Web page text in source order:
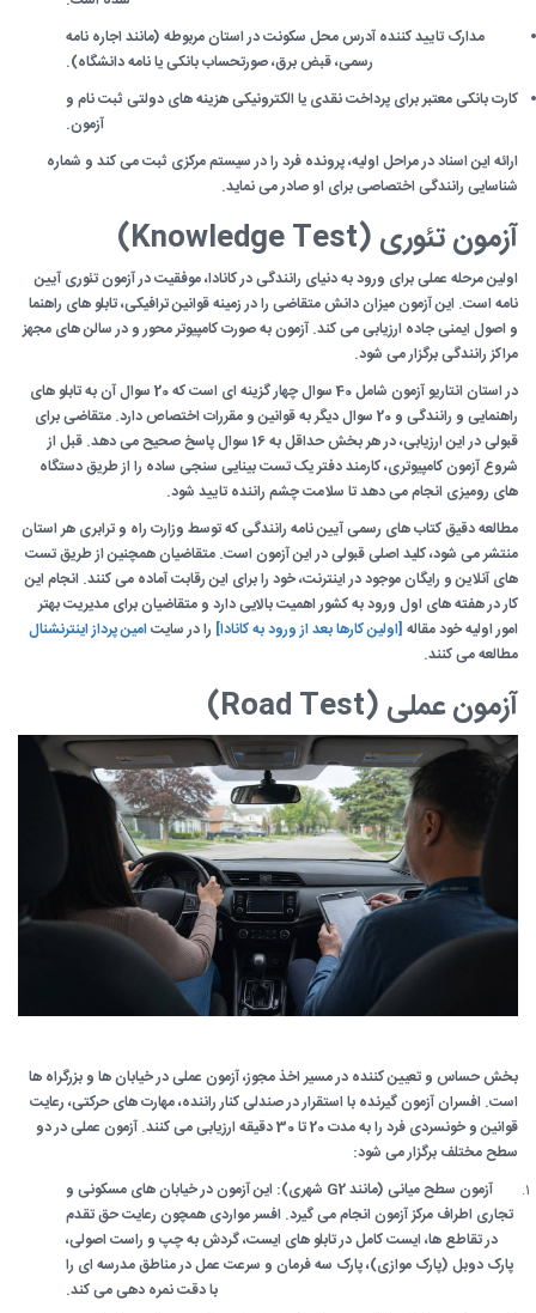
مدارک تایید کننده آدرس محل سکونت در استان مربوطه (مانند اجاره نامه
رسمی، قبض برق، صورتحساب بانکی یا نامه دانشگاه).
کارت بانکی معتبر برای پرداخت نقدی یا الکترونیکی هزینه های دولتی ثبت نام و
آزمون.
ارائه این اسناد در مراحل اولیه، پرونده فرد را در سیستم مرکزی ثبت می کند و شماره
شناسایی رانندگی اختصاصی برای او صادر می نماید.
آزمون تئوری (Knowledge Test)
اولین مرحله عملی برای ورود به دنیای رانندگی در کانادا، موفقیت در آزمون تئوری آیین
نامه است. این آزمون میزان دانش متقاضی را در زمینه قوانین ترافیکی، تابلو های راهنما
و اصول ایمنی جاده ارزیابی می کند. آزمون به صورت کامپیوتر محور و در سالن های مجهز
مراکز رانندگی برگزار می شود.
در استان انتاریو آزمون شامل 40 سوال چهار گزینه ای است که 20 سوال آن به تابلو های
راهنمایی و رانندگی و 20 سوال دیگر به قوانین و مقررات اختصاص دارد. متقاضی برای
قبولی در این ارزیابی، در هر بخش حداقل به 16 سوال پاسخ صحیح می دهد. قبل از
شروع آزمون کامپیوتری، کارمند دفتر یک تست بینایی سنجی ساده را از طریق دستگاه
های رومیزی انجام می دهد تا سلامت چشم راننده تایید شود.
مطالعه دقیق کتاب های رسمی آیین نامه رانندگی که توسط وزارت راه و ترابری هر استان
منتشر می شود، کلید اصلی قبولی در این آزمون است. متقاضیان همچنین از طریق تست
های آنلاین و رایگان موجود در اینترنت، خود را برای این رقابت آماده می کنند. انجام این
کار در هفته های اول ورود به کشور اهمیت بالایی دارد و متقاضیان برای مدیریت بهتر
امور اولیه خود مقاله [اولین کارها بعد از ورود به کانادا] را در سایت امین پرداز اینترنشنال
مطالعه می کنند.
آزمون عملی (Road Test)
بخش حساس و تعیین کننده در مسیر اخذ مجوز، آزمون عملی در خیابان ها و بزرگراه ها
است. افسران آزمون گیرنده با استقرار در صندلی کنار راننده، مهارت های حرکتی، رعایت
قوانین و خونسردی فرد را به مدت 20 تا 30 دقیقه ارزیابی می کنند. آزمون عملی در دو
سطح مختلف برگزار می شود:
آزمون سطح میانی (مانند G2 شهری): این آزمون در خیابان های مسکونی و
تجاری اطراف مرکز آزمون انجام می گیرد. افسر مواردی همچون رعایت حق تقدم
در تقاطع ها، ایست کامل در تابلو های ایست، گردش به چپ و راست اصولی،
پارک دوبل (پارک موازی)، پارک سه فرمان و سرعت عمل در مناطق مدرسه ای را
با دقت نمره دهی می کند.